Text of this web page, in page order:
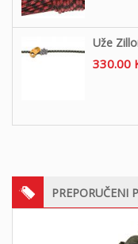
Uže
330.00
PREPORUČENI